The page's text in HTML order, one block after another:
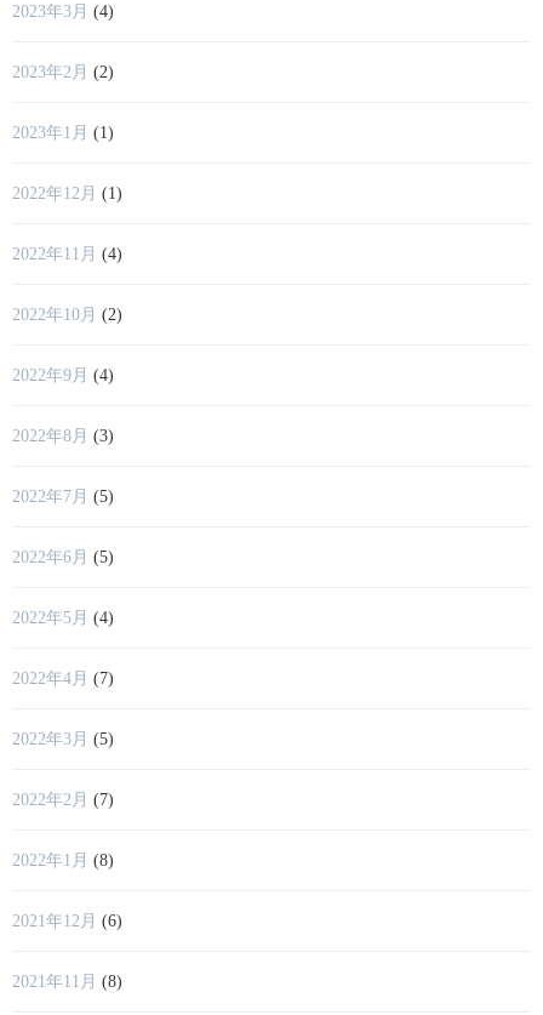
2023年3月 (4)
2023年2月 (2)
2023年1月 (1)
2022年12月 (1)
2022年11月 (4)
2022年10月 (2)
2022年9月 (4)
2022年8月 (3)
2022年7月 (5)
2022年6月 (5)
2022年5月 (4)
2022年4月 (7)
2022年3月 (5)
2022年2月 (7)
2022年1月 (8)
2021年12月 (6)
2021年11月 (8)